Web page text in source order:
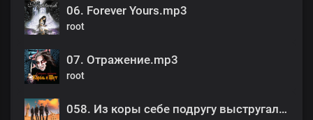
06. Forever Yours.mp3
root
07. Отражение.mp3
root
058. Из коры себе подругу выстругал...(2005).mp3